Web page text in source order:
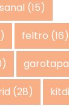
(15)
feltro (16)
(28)